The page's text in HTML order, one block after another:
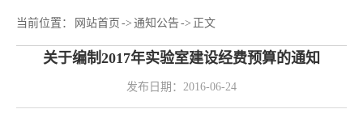
当前位置： 网站首页 -> 通知公告-> 正文
关于编制2017年实验室建设经费预算的通知
发布日期：2016-06-24